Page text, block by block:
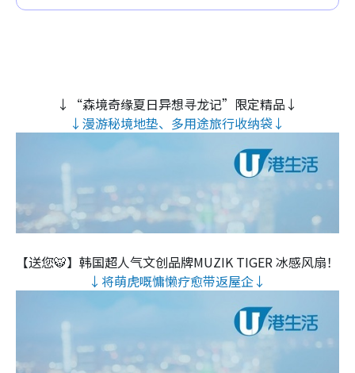
↓“森境奇缘夏日异想寻龙记”限定精品↓
↓漫游秘境地垫、多用途旅行收纳袋↓
【送您🐯】韩国超人气文创品牌MUZIK TIGER 冰感风扇！
↓将萌虎嘅慵懒疗愈带返屋企↓